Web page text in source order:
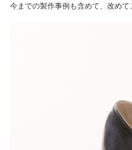
今までの製作事例も含めて、改めて